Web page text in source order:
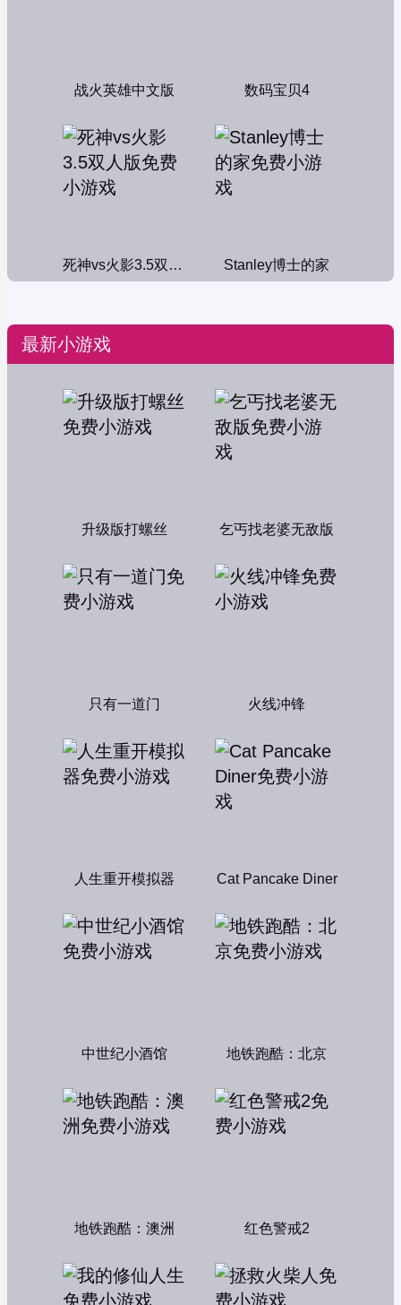
战火英雄中文版 数码宝贝4
死神vs火影3.5双人版 Stanley博士的家
最新小游戏
升级版打螺丝 乞丐找老婆无敌版
只有一道门 火线冲锋
人生重开模拟器 Cat Pancake Diner
中世纪小酒馆 地铁跑酷：北京
地铁跑酷：澳洲 红色警戒2